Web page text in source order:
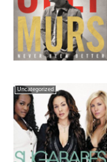
Uncategorized